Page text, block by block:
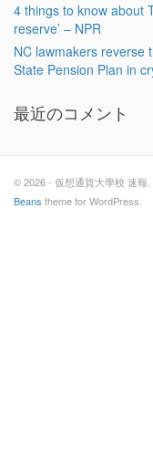
4 things to know about
reserve’ – NPR
NC lawmakers reverse
State Pension Plan in
最近のコメント
© 2026 - 仮想通貨大學校 速報.
Beans theme for WordPress.